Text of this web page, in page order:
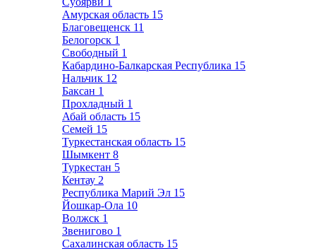
Амурская область 15
Благовещенск 11
Белогорск 1
Свободный 1
Кабардино-Балкарская Республика 15
Нальчик 12
Баксан 1
Прохладный 1
Абай область 15
Семей 15
Туркестанская область 15
Шымкент 8
Туркестан 5
Кентау 2
Республика Марий Эл 15
Йошкар-Ола 10
Волжск 1
Звенигово 1
Сахалинская область 15